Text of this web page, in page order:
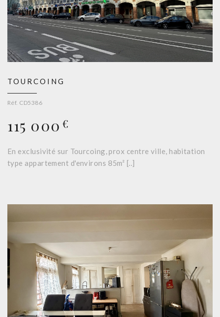
TOURCOING
Réf. CD5386
115 000 €
En exclusivité sur Tourcoing, prox centre ville, habitation
type appartement d'environs 85m² [..]